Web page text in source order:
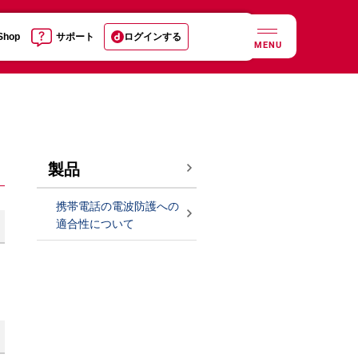
サポート ログインする
MENU
製品
携帯電話の電波防護への
適合性について